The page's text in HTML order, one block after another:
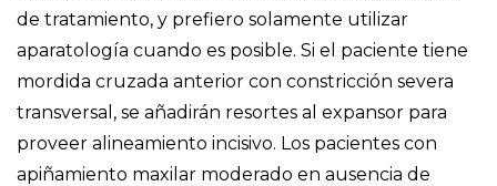
de tratamiento, y prefiero solamente utilizar
aparatología cuando es posible. Si el paciente tiene
mordida cruzada anterior con constricción severa
transversal, se añadirán resortes al expansor para
proveer alineamiento incisivo. Los pacientes con
apiñamiento maxilar moderado en ausencia de